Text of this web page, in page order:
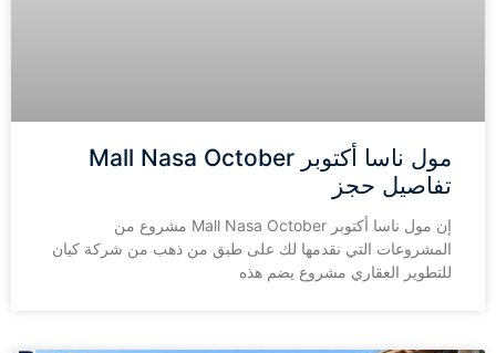
مول ناسا أكتوبر Mall Nasa October
تفاصيل حجز
إن مول ناسا أكتوبر Mall Nasa October مشروع من
المشروعات التي نقدمها لك على طبق من ذهب من شركة كيان
للتطوير العقاري مشروع يضم هذه